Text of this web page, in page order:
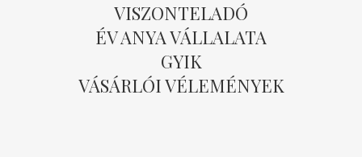
VISZONTELADÓ
ÉV ANYA VÁLLALATA
GYIK
VÁSÁRLÓI VÉLEMÉNYEK